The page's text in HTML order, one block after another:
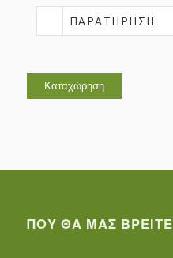
ΠΑΡΑΤΉΡΗΣΗ
ΠΟΥ ΘΑ ΜΑΣ ΒΡΕΊΤΕ